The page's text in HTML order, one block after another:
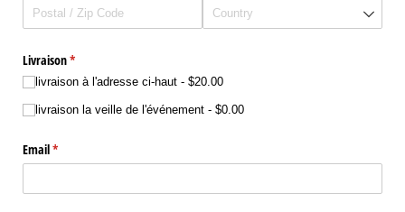
Livraison*
(required)
livraison à l'adresse ci-haut $20.00
livraison la veille de l'événement $0.00
Email*
(required)